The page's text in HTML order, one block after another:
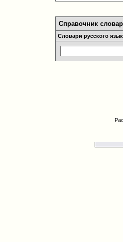
Справочник
Словари русского